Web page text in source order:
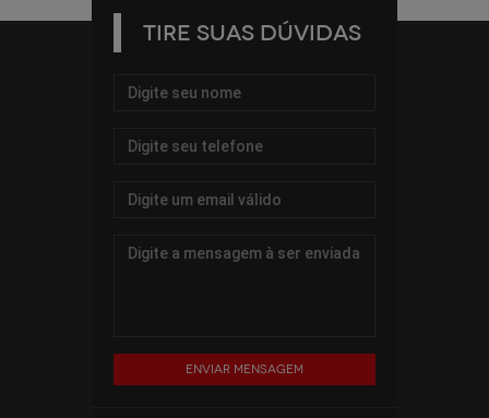
TIRE SUAS DÚVIDAS
Enviar mensagem